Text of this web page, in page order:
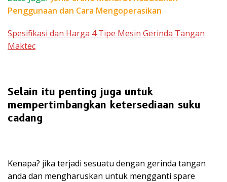
Penggunaan dan Cara Mengoperasikan
Spesifikasi dan Harga 4 Tipe Mesin Gerinda Tangan
Maktec
Selain itu penting juga untuk
mempertimbangkan ketersediaan suku
cadang
Kenapa? jika terjadi sesuatu dengan gerinda tangan
anda dan mengharuskan untuk mengganti spare